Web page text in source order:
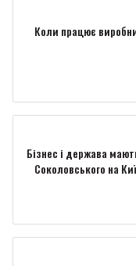
Коли працює
Бізнес і держава
Соколовського на